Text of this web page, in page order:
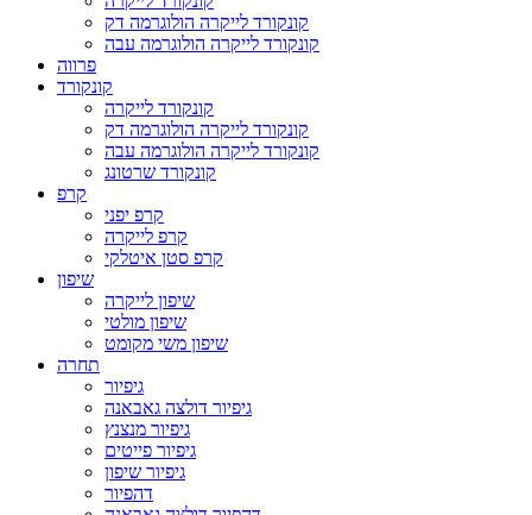
קונקורד לייקרה הולוגרמה דק
קונקורד לייקרה הולוגרמה עבה
פרווה
קונקורד
קונקורד לייקרה
קונקורד לייקרה הולוגרמה דק
קונקורד לייקרה הולוגרמה עבה
קונקורד שרטונג
קרפ
קרפ יפני
קרפ לייקרה
קרפ סטן איטלקי
שיפון
שיפון לייקרה
שיפון מולטי
שיפון משי מקומט
תחרה
גיפיור
גיפיור דולצה גאבאנה
גיפיור מנצנץ
גיפיור פייטים
גיפיור שיפון
דהפיור